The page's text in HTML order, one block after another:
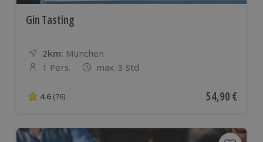
Gin Tasting
2km: Entfernung
Standort
München
Anzahl der Teilnehmer
1 Pers. max. 3 Std
4.6 von 5 Sternen basierend auf 76 Bewertungen
4.6 (76) Aktueller
54,90 €